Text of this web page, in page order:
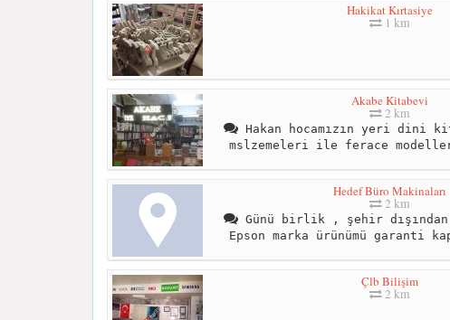
Hakikat Kırtasiye
1 km
Akabe Kitabevi
2 km
Hakan hocamızın yeri dini
mslzemeleri ile ferace
Hedef Büro Makinaları
2 km
Günü birlik , şehir
Epson marka ürünümü garanti
Çlb Bilişim
2 km